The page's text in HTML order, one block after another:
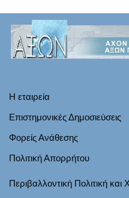
Η εταιρεία
Επιστημονικές Δημοσιεύσεις
Φορείς Ανάθεσης
Πολιτική Απορρήτου
Περιβαλλοντική Πολιτική και